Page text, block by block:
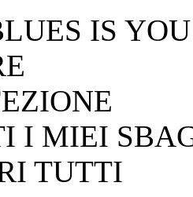
IS
I MIEI
TUTTI